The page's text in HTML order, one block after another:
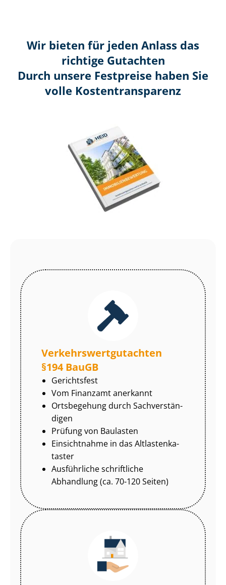
Wir bieten für jeden Anlass das
richtige Gutachten
Durch unsere Festpreise haben Sie
volle Kosten­transparenz
Ver­kehrs­wert­gut­ach­ten
§194 BauGB
Gerichtsfest
Vom Finanzamt anerkannt
Ortsbegehung durch Sach­ver­stän­
di­gen
Prüfung von Baulasten
Einsichtnahme in das Alt­las­ten­ka­
tas­ter
Ausführliche schriftliche
Abhandlung (ca. 70-120 Seiten)